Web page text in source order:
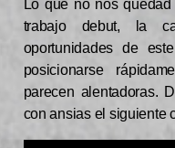
Lo que no nos
trabajo debut, la
oportunidades de
posicionarse
parecen alentadoras.
con ansias el siguiente